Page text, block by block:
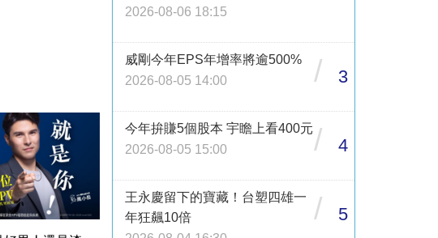
2026-08-06 18:15
威剛今年EPS年增率將逾500%
2026-08-05 14:00
/ 3
今年拚賺5個股本 宇瞻上看400元
2026-08-05 15:00
/ 4
王永慶留下的寶藏！台塑四雄一
年狂飆10倍
/ 5